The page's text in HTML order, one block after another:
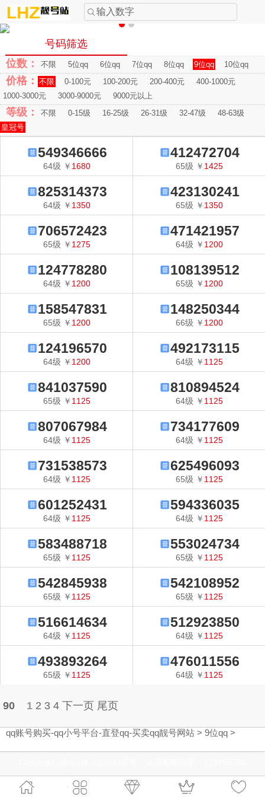
输入数字
号码筛选
位数：
不限 5位qq 6位qq 7位qq 8位qq 9位qq 10位qq
价格： 不限 0-100元 100-200元 200-400元
400-1000元
1000-3000元
3000-9000元 9000元以上
等级： 不限 0-15级 16-25级 26-31级 32-47级
48-63级
皇冠号
549346666
64级 ￥ 1680
412472704
65级 ￥ 1425
825314373
64级 ￥ 1350
423130241
65级 ￥ 1350
706572423
65级 ￥ 1275
471421957
64级 ￥ 1200
124778280
64级 ￥ 1200
108139512
65级 ￥ 1200
158547831
65级 ￥ 1200
148250344
66级 ￥ 1200
124196570
64级 ￥ 1200
492173115
64级 ￥ 1125
841037590
65级 ￥ 1125
810894524
64级 ￥ 1125
807067984
64级 ￥ 1125
734177609
64级 ￥ 1125
731538573
64级 ￥ 1125
625496093
65级 ￥ 1125
601252431
64级 ￥ 1125
594336035
64级 ￥ 1125
583488718
65级 ￥ 1125
553024734
65级 ￥ 1125
542845938
65级 ￥ 1125
542108952
65级 ￥ 1125
516614634
64级 ￥ 1125
512923850
64级 ￥ 1125
493893264
65级 ￥ 1125
476011556
64级 ￥ 1125
90 1 2 3 4 下一页 尾页
qq账号购买-qq小号平台-直登qq-买卖qq靓号网站 > 9位qq >